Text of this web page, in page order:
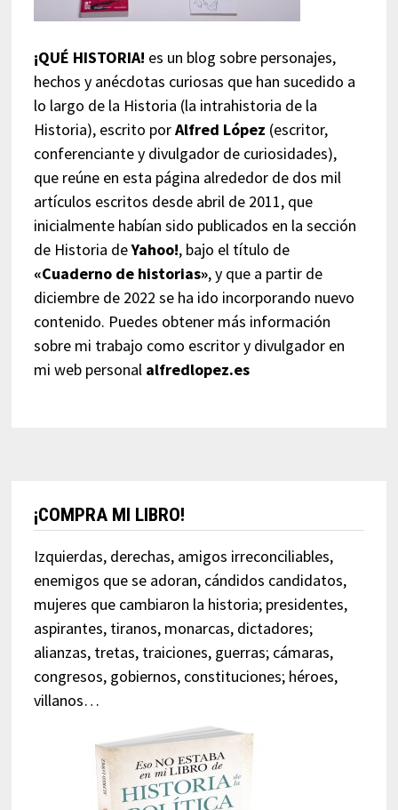
¡QUÉ HISTORIA! es un blog sobre personajes,
hechos y anécdotas curiosas que han sucedido a
lo largo de la Historia (la intrahistoria de la
Historia), escrito porAlfred López (escritor,
conferenciante y divulgador de curiosidades),
que reúne en esta página alrededor de dos mil
artículos escritos desde abril de 2011, que
inicialmente habían sido publicados en la sección
de Historia deYahoo!, bajo el título de
«Cuaderno de historias», y que a partir de
diciembre de 2022 se ha ido incorporando nuevo
contenido. Puedes obtener más información
sobre mi trabajo como escritor y divulgador en
mi web personal alfredlopez.es
¡COMPRA MI LIBRO!
Izquierdas, derechas, amigos irreconciliables,
enemigos que se adoran, cándidos candidatos,
mujeres que cambiaron la historia; presidentes,
aspirantes, tiranos, monarcas, dictadores;
alianzas, tretas, traiciones, guerras; cámaras,
congresos, gobiernos, constituciones; héroes,
villanos…